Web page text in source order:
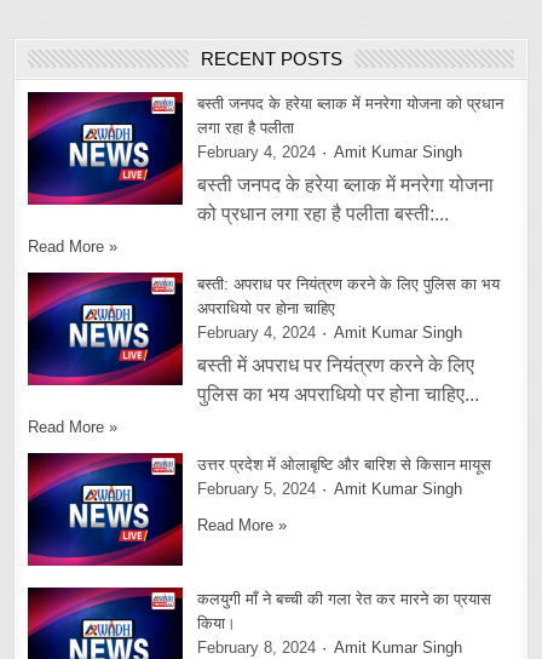
RECENT POSTS
बस्ती जनपद के हरेया ब्लाक में मनरेगा योजना को प्रधान
लगा रहा है पलीता
February 4, 2024
Amit Kumar Singh
बस्ती जनपद के हरेया ब्लाक में मनरेगा योजना
को प्रधान लगा रहा है पलीता बस्ती:...
Read More »
बस्ती: अपराध पर नियंत्रण करने के लिए पुलिस का भय
अपराधियो पर होना चाहिए
February 4, 2024
Amit Kumar Singh
बस्ती में अपराध पर नियंत्रण करने के लिए
पुलिस का भय अपराधियो पर होना चाहिए...
Read More »
उत्तर प्रदेश में ओलाबृष्टि और बारिश से किसान मायूस
February 5, 2024
Amit Kumar Singh
Read More »
कलयुगी माँ ने बच्ची की गला रेत कर मारने का प्रयास
किया।
February 8, 2024
Amit Kumar Singh